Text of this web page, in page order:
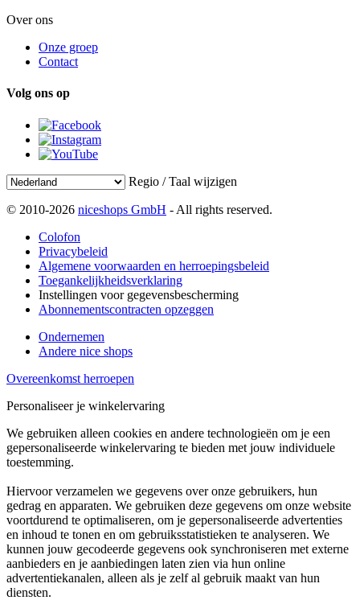
Over ons
Onze groep
Contact
Volg ons op
Regio / Taal wijzigen
© 2010-2026 niceshops GmbH - All rights reserved.
Colofon
Privacybeleid
Algemene voorwaarden en herroepingsbeleid
Toegankelijkheidsverklaring
Instellingen voor gegevensbescherming
Abonnementscontracten opzeggen
Ondernemen
Andere nice shops
Overeenkomst herroepen
Personaliseer je winkelervaring
We gebruiken alleen cookies en andere technologieën om je een
gepersonaliseerde winkelervaring te bieden met jouw individuele
toestemming.
Hiervoor verzamelen we gegevens over onze gebruikers, hun
gedrag en apparaten. We gebruiken deze gegevens om onze website
voortdurend te optimaliseren, om je gepersonaliseerde advertenties
en inhoud te tonen en om gebruiksstatistieken te analyseren. We
kunnen jouw gecodeerde gegevens ook synchroniseren met externe
aanbieders en je aanbiedingen laten zien via hun online
advertentiekanalen, alleen als je zelf al gebruik maakt van hun
diensten.